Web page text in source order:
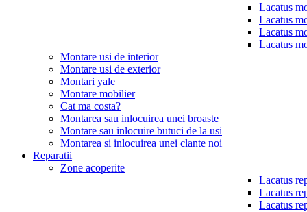
Lacatus
Lacatus
Lacatus
Lacatus
Montare usi de interior
Montare usi de exterior
Montari yale
Montare mobilier
Cat ma costa?
Montarea sau inlocuirea unei broaste
Montare sau inlocuire butuci de la usi
Montarea si inlocuirea unei clante noi
Reparatii
Zone acoperite
Lacatus
Lacatus
Lacatus